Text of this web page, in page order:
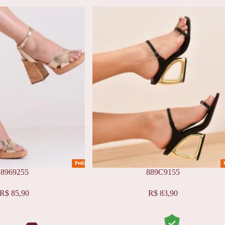
Pedidos
8969255
R$ 85,90
889C9155
R$ 83,90